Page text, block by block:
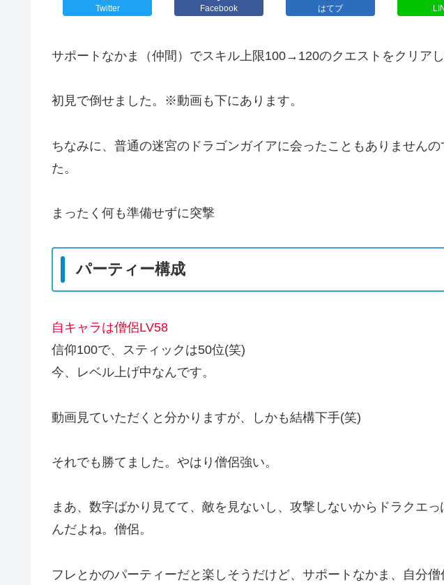
Twitter Facebook はてブ
サポートなかま（仲間）でスキル上限100→120のクエストをクリアし
初見で倒せました。※動画も下にあります。
ちなみに、普通の迷宮のドラゴンガイアに会ったこともありません
た。
まったく何も準備せずに突撃
パーティー構成
自キャラは僧侶LV58
信仰100で、スティックは50位(笑)
今、レベル上げ中なんです。
動画見ていただくと分かりますが、しかも結構下手(笑)
それでも勝てました。やはり僧侶強い。
まあ、数字ばかり見てて、敵を見ないし、攻撃しないからドラクエ
んだよね。僧侶。
フレとかのパーティーだと楽しそうだけど、サポートなかま、自分